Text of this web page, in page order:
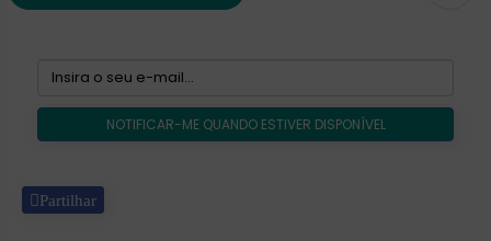
Partilhar
NOTIFICAR-ME QUANDO ESTIVER DISPONÍVEL